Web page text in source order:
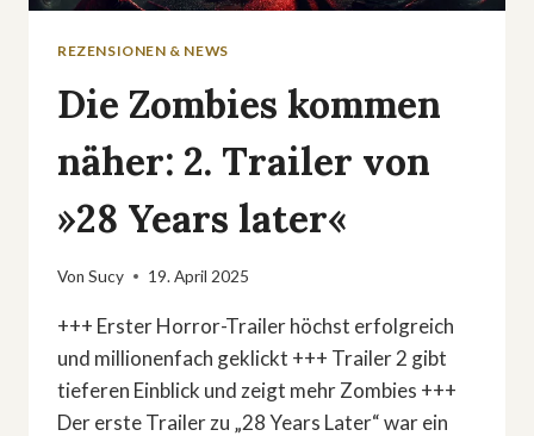
REZENSIONEN & NEWS
Die Zombies kommen
näher: 2. Trailer von
»28 Years later«
Von Sucy 19. April 2025
+++ Erster Horror-Trailer höchst erfolgreich
und millionenfach geklickt +++ Trailer 2 gibt
tieferen Einblick und zeigt mehr Zombies +++
Der erste Trailer zu „28 Years Later“ war ein